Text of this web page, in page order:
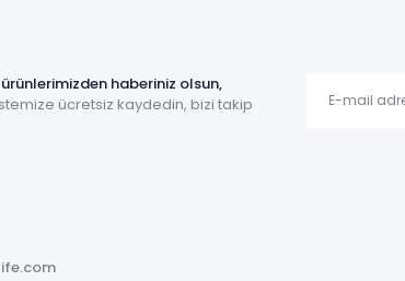
haberiniz olsun,
ücretsiz kaydedin, bizi takip